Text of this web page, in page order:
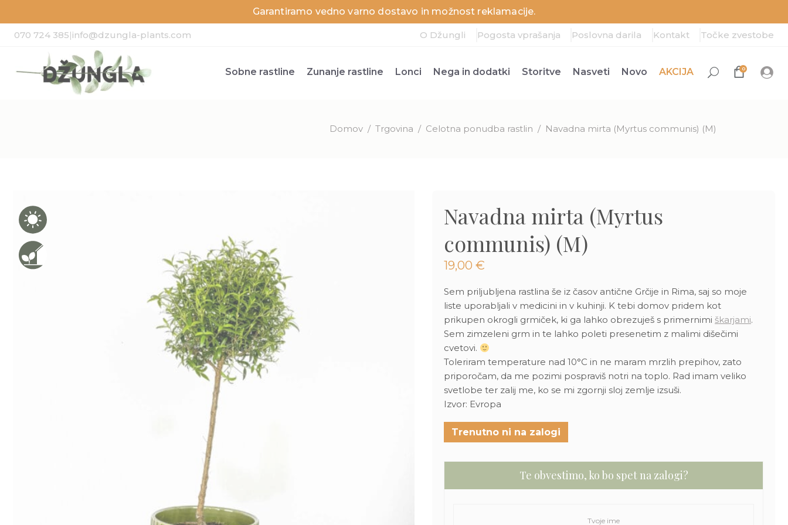
Garantiramo vedno varno dostavo in možnost reklamacije.
070 724 385|info@dzungla-plants.com O Džungli Pogosta vprašanja Poslovna darila Kontakt Točke zvestobe
Sobne rastline Zunanje rastline Lonci Nega in dodatki Storitve Nasveti Novo AKCIJA 0
Domov / Trgovina / Celotna ponudba rastlin / Navadna mirta (Myrtus communis) (M)
Navadna mirta (Myrtus
communis) (M)
19,00 €
Sem priljubljena rastlina še iz časov antične Grčije in Rima, saj so moje
liste uporabljali v medicini in v kuhinji. K tebi domov pridem kot
prikupen okrogli grmiček, ki ga lahko obrezuješ s primernimi škarjami.
Sem zimzeleni grm in te lahko poleti presenetim z malimi dišečimi
cvetovi.
Toleriram temperature nad 10°C in ne maram mrzlih prepihov, zato
priporočam, da me pozimi pospraviš notri na toplo. Rad imam veliko
svetlobe ter zalij me, ko se mi zgornji sloj zemlje izsuši.
Izvor: Evropa
Trenutno ni na zalogi
Te obvestimo, ko bo spet na zalogi?